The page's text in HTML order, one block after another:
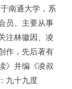
南通大学，系
员。主要从事
注林徽因、凌
作，先后著有
》并编《凌叔
九十九度